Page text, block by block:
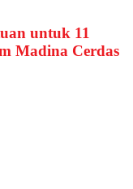
untuk 11
Madina Cerdas